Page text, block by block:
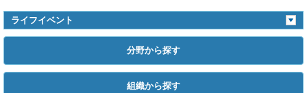
ライフイベント
分野から探す
組織から探す